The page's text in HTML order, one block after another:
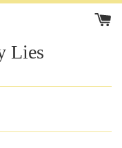
Lies